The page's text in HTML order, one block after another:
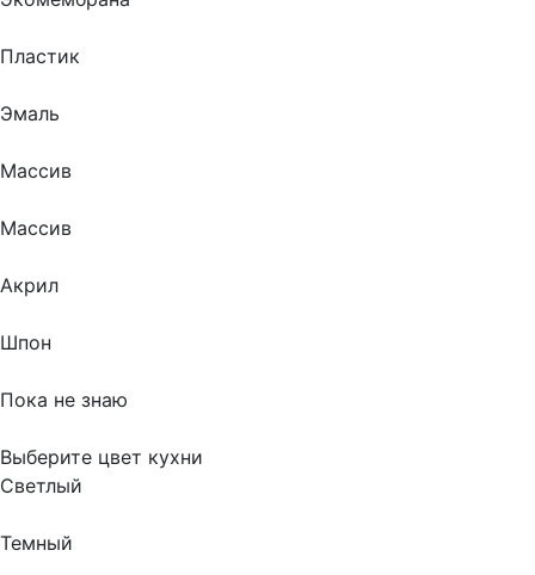
Пластик
Эмаль
Массив
Массив
Акрил
Шпон
Пока не знаю
Выберите цвет кухни
Светлый
Темный